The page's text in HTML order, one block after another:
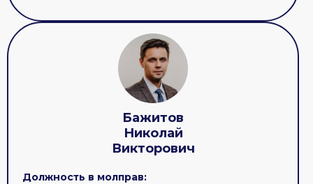
Бажитов
Николай
Викторович
Должность в молправ: